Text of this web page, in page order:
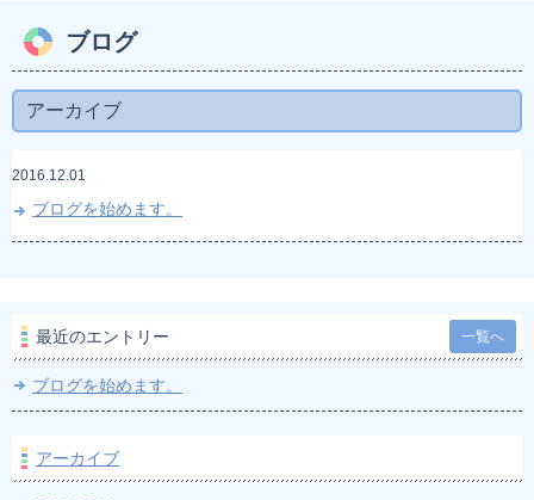
お問い合わせ
ブログ
アーカイブ
2016.12.01
ブログを始めます。
最近のエントリー 一覧へ
ブログを始めます。
アーカイブ